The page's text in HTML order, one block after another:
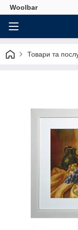
Woolbar
Товари та